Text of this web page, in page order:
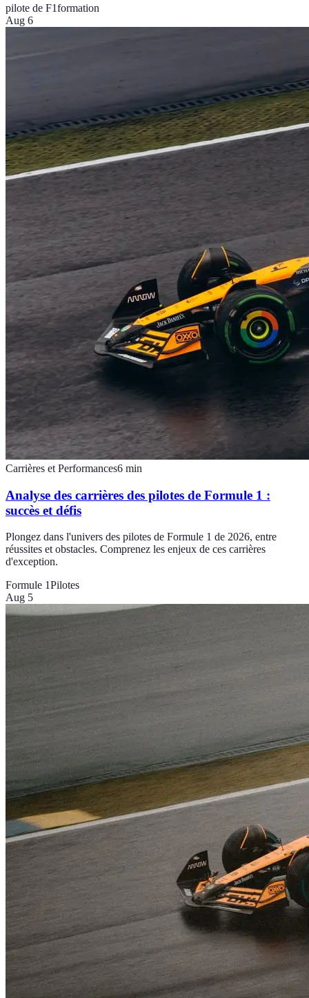
pilote de F1formation
Aug 6
Carrières et Performances6 min
Analyse des carrières des pilotes de Formule 1 :
succès et défis
Plongez dans l'univers des pilotes de Formule 1 de 2026, entre
réussites et obstacles. Comprenez les enjeux de ces carrières
d'exception.
Formule 1Pilotes
Aug 5